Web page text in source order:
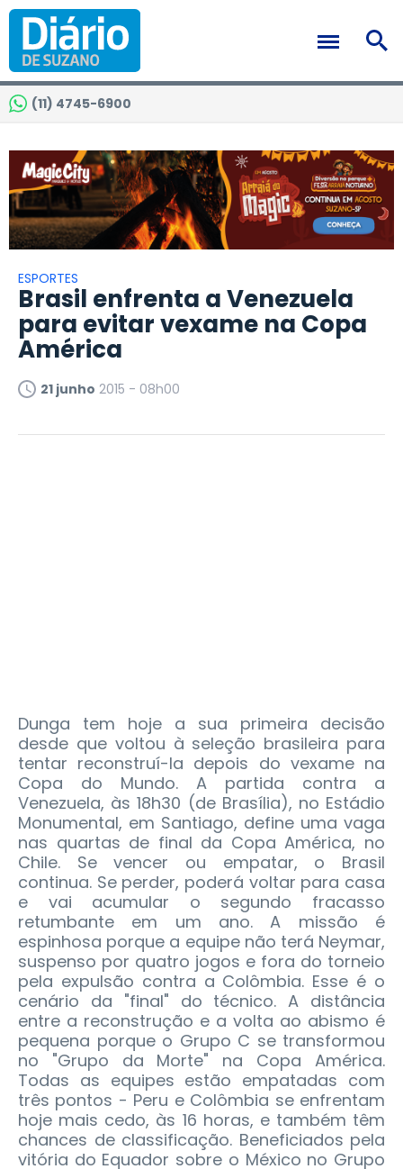
(11) 4745-6900
ESPORTES
Brasil enfrenta a Venezuela
para evitar vexame na Copa
América
21 junho 2015 - 08h00
Dunga tem hoje a sua primeira decisão
desde que voltou à seleção brasileira para
tentar reconstruí-la depois do vexame na
Copa do Mundo. A partida contra a
Venezuela, às 18h30 (de Brasília), no Estádio
Monumental, em Santiago, define uma vaga
nas quartas de final da Copa América, no
Chile. Se vencer ou empatar, o Brasil
continua. Se perder, poderá voltar para casa
e vai acumular o segundo fracasso
retumbante em um ano. A missão é
espinhosa porque a equipe não terá Neymar,
suspenso por quatro jogos e fora do torneio
pela expulsão contra a Colômbia. Esse é o
cenário da "final" do técnico. A distância
entre a reconstrução e a volta ao abismo é
pequena porque o Grupo C se transformou
no "Grupo da Morte" na Copa América.
Todas as equipes estão empatadas com
três pontos - Peru e Colômbia se enfrentam
hoje mais cedo, às 16 horas, e também têm
chances de classificação. Beneficiados pela
vitória do Equador sobre o México no Grupo